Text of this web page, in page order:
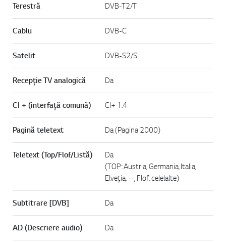
Terestră DVB-T2/T
Cablu DVB-C
Satelit DVB-S2/S
Recepție TV analogică Da
CI + (interfață comună) CI+ 1.4
Pagină teletext Da (Pagina 2000)
Teletext (Top/Flof/Listă)
Da
(TOP: Austria, Germania, Italia,
Elveția, --, Flof: celelalte)
Subtitrare [DVB] Da
AD (Descriere audio) Da